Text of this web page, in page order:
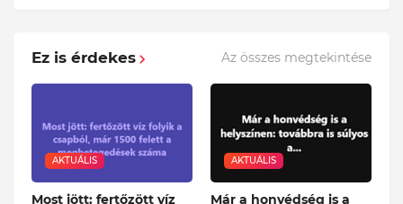
Ez is érdekes Az összes megtekintése
AKTUÁLIS
Most jött: fertőzött víz
AKTUÁLIS
Már a honvédség is a